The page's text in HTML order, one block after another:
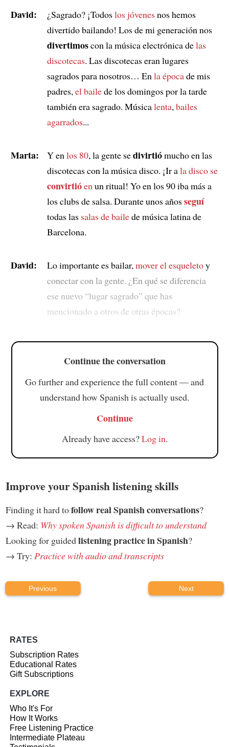
David: ¿Sagrado? ¡Todoslos jóvenesnos hemos
divertido bailando! Los de mi generación nos
divertimoscon la música electrónica delas
discotecas. Las discotecas eran lugares
sagrados para nosotros… En la épocade mis
padres, el bailede los domingos por la tarde
también era sagrado. Músicalenta, bailes
agarrados...
Marta: Y en los 80, la gente sedivirtiómucho en las
discotecas con la música disco. ¡Ir ala disco se
convirtióen un ritual! Yo en los 90 iba más a
los clubs de salsa. Durante unos añosseguí
todas las salas de bailede música latina de
Barcelona.
David: Lo importante es bailar, mover el esqueletoy
conectar con la gente. ¿En qué se diferencia
ese nuevo “lugar sagrado” que has
mencionado a otros de otras épocas?
Continue the conversation
Go further and experience the full content — and
understand how Spanish is actually used.
Continue
Already have access?Log in.
Improve your Spanish listening skills
Finding it hard tofollow real Spanish conversations?
→ Read: Why spoken Spanish is difficult to understand
Looking for guidedlistening practice in Spanish?
→ Try: Practice with audio and transcripts
Previous Next
RATES
Subscription Rates
Educational Rates
Gift Subscriptions
EXPLORE
Who It's For
How It Works
Free Listening Practice
Intermediate Plateau